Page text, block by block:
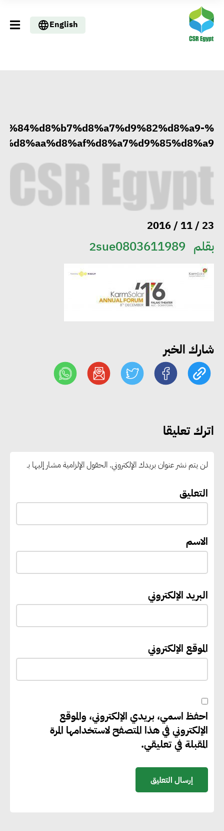
English
23 / 11 / 2016
بقلم 2sue0803611989
شارك الخبر
اترك تعليقا
لن يتم نشر عنوان بريدك الإلكتروني. الحقول الإلزامية مشار إليها بـ
التعليق
الاسم
البريد الإلكتروني
الموقع الإلكتروني
احفظ اسمي، بريدي الإلكتروني، والموقع
الإلكتروني في هذا المتصفح لاستخدامها المرة
المقبلة في تعليقي.
مجلس الوزراء: تراجع معدل
الصين تعزيز الشراكات الصناعية
وجذب استثمارات جديدة إلى مصر
الانتظار حتى نهاية المرحلة
رئيس الوزراء يستقبل المدير العام
لمنظمة اليونسكو
يعمل على تطوير موقعه الإلكتروني
حوكمة ملف الإعاقة في مصر
مليون جنيه إسترليني لدعم توسع
المتجددة
جوجل تعلن إضافة 12 جيجاوات
من الطاقة النظيفة وتجنب انبعاث
أكسيد الكربون